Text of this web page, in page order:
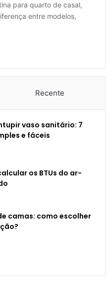
para quarto de casal,
entre modelos,
Recente
vaso sanitário: 7
e fáceis
os BTUs do ar-
camas: como escolher